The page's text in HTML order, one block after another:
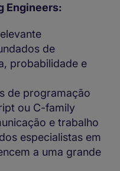
Engineers:
de
probabilidade e
de programação
ou C-family
e trabalho
especialistas em
a uma grande